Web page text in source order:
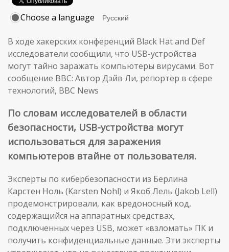
Choose a language
В ходе хакерских конференций Black Hat and Def
исследователи сообщили, что USB-устройства
могут тайно заражать компьютеры вирусами. Вот
сообщение BBC: Автор Дэйв Ли, репортер в сфере
технологий, BBC News
По словам исследователей в области
безопасности, USB-устройства могут
использоваться для заражения
компьютеров втайне от пользователя.
Эксперты по кибербезопасности из Берлина
Карстен Ноль (Karsten Nohl) и Якоб Лель (Jakob Lell)
продемонстрировали, как вредоносный код,
содержащийся на аппаратных средствах,
подключенных через USB, может «взломать» ПК и
получить конфиденциальные данные. Эти эксперты